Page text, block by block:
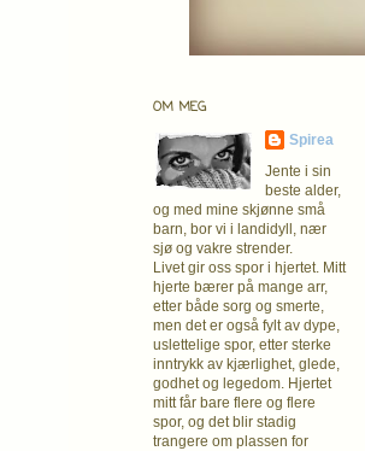
OM MEG
Spirea
Jente i sin
beste alder,
og med mine skjønne små
barn, bor vi i landidyll, nær
sjø og vakre strender.
Livet gir oss spor i hjertet. Mitt
hjerte bærer på mange arr,
etter både sorg og smerte,
men det er også fylt av dype,
uslettelige spor, etter sterke
inntrykk av kjærlighet, glede,
godhet og legedom. Hjertet
mitt får bare flere og flere
spor, og det blir stadig
trangere om plassen for